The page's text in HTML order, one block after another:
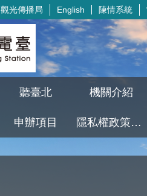
觀光傳播局 English 陳情系統
聽臺北 機關介紹
申辦項目 隱私權政策及資訊安全政策